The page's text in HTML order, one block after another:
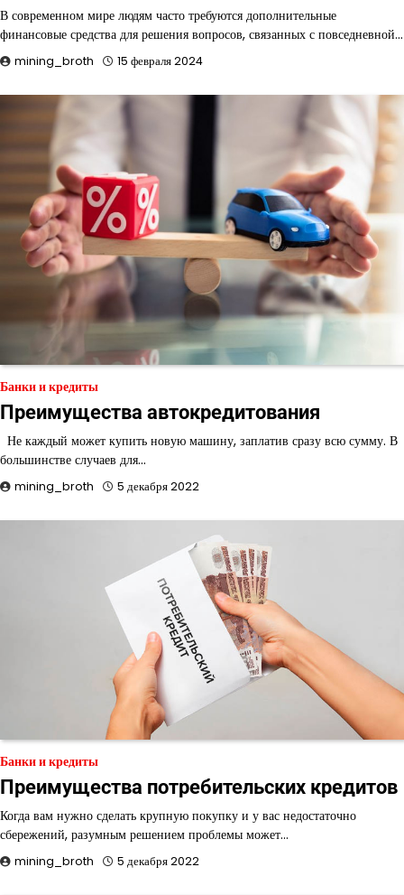
В современном мире людям часто требуются дополнительные
финансовые средства для решения вопросов, связанных с повседневной…
mining_broth 15 февраля 2024
Банки и кредиты
Преимущества автокредитования
Не каждый может купить новую машину, заплатив сразу всю сумму. В
большинстве случаев для…
mining_broth 5 декабря 2022
Банки и кредиты
Преимущества потребительских кредитов
Когда вам нужно сделать крупную покупку и у вас недостаточно
сбережений, разумным решением проблемы может…
mining_broth 5 декабря 2022